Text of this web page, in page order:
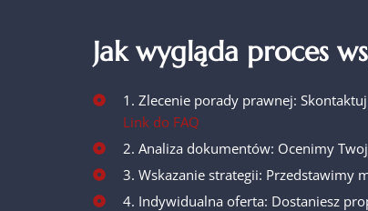
Jak wygląda proces
1. Zlecenie porady prawnej:
Link do FAQ
2. Analiza dokumentów: Ocenimy
3. Wskazanie strategii: Przedstawimy
4. Indywidualna oferta: Dostaniesz